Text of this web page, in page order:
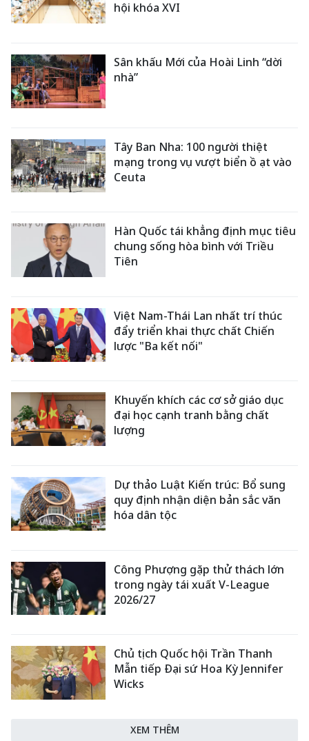
hội khóa XVI
Sân khấu Mới của Hoài Linh “dời
nhà”
Tây Ban Nha: 100 người thiệt
mạng trong vụ vượt biển ồ ạt vào
Ceuta
Hàn Quốc tái khẳng định mục tiêu
chung sống hòa bình với Triều
Tiên
Việt Nam-Thái Lan nhất trí thúc
đẩy triển khai thực chất Chiến
lược "Ba kết nối"
Khuyến khích các cơ sở giáo dục
đại học cạnh tranh bằng chất
lượng
Dự thảo Luật Kiến trúc: Bổ sung
quy định nhận diện bản sắc văn
hóa dân tộc
Công Phượng gặp thử thách lớn
trong ngày tái xuất V-League
2026/27
Chủ tịch Quốc hội Trần Thanh
Mẫn tiếp Đại sứ Hoa Kỳ Jennifer
Wicks
XEM THÊM